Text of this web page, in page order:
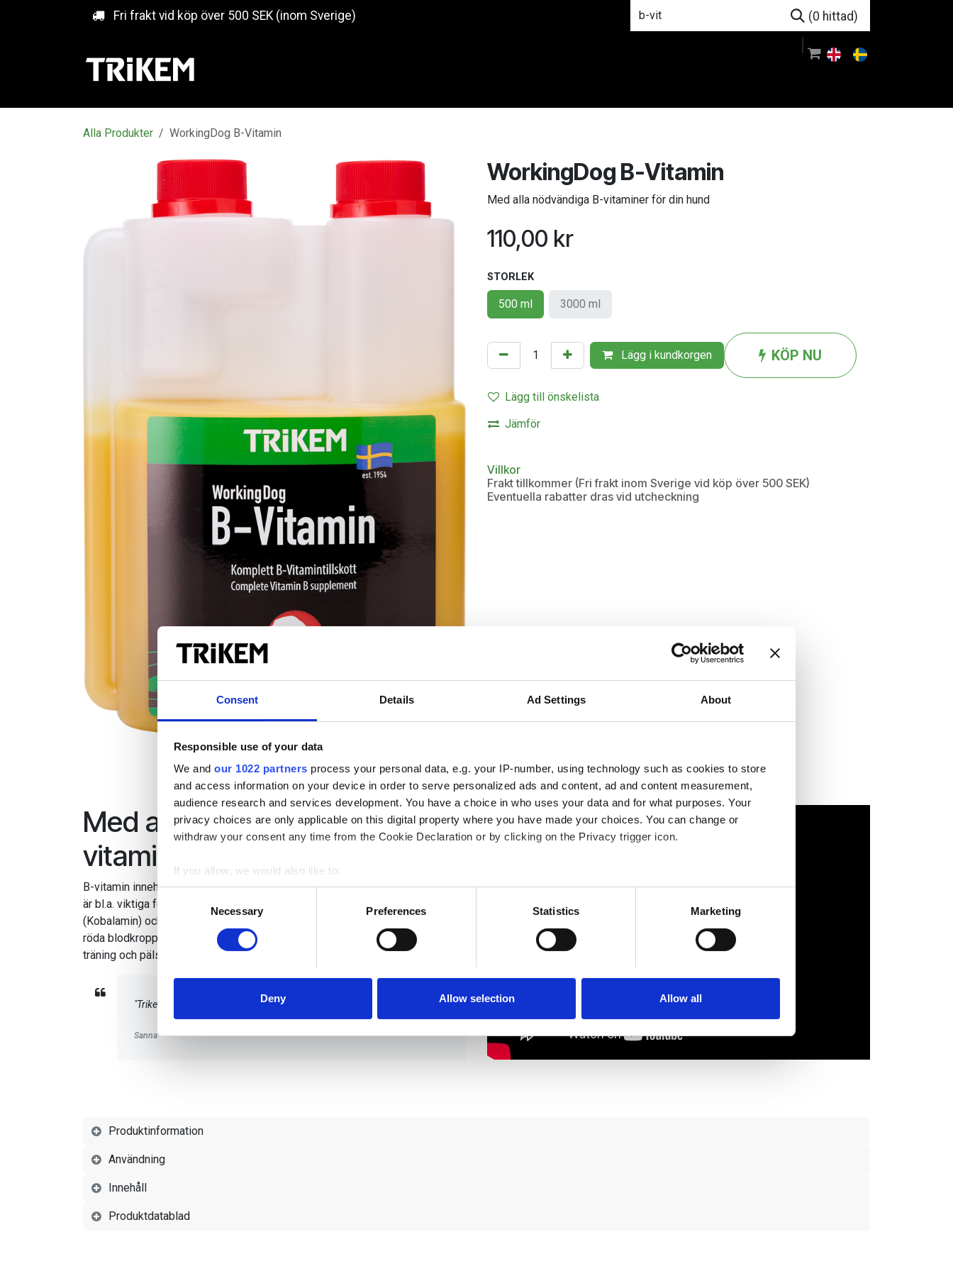
Consent Details Ad Settings About
Responsible use of your data
We and our 1022 partners process your personal data, e.g. your IP-number, using technology such as cookies to store
and access information on your device in order to serve personalized ads and content, ad and content measurement,
audience research and services development. You have a choice in who uses your data and for what purposes. Your
privacy choices are only applicable on this digital property where you have made your choices. You can change or
withdraw your consent any time from the Cookie Declaration or by clicking on the Privacy trigger icon.
If you allow, we would also like to:
Collect information about your geographical location which can be accurate to within several meters
Identify your device by actively scanning it for specific characteristics (fingerprinting)
Find out more about how your personal data is processed and set your preferences in the
information about your use of our site with our social media, advertising and analytics partners who may combine it with
other information that you’ve provided to them or that they’ve collected from your use of their services.
Consent
Necessary Preferences Statistics Marketing
Deny Allow selection Allow all
Fri frakt vid köp över 500 SEK (inom Sverige) (0 hittad)
Alla Produkter WorkingDog B-Vitamin
WorkingDog B-Vitamin
Med alla nödvändiga B-vitaminer för din hund
110,00 kr
STORLEK
500 ml 3000 ml
Lägg i kundkorgen KÖP NU
Lägg till önskelista
Jämför
Villkor
Frakt tillkommer (Fri frakt inom Sverige vid köp över 500 SEK)
Eventuella rabatter dras vid utcheckning
Med alla nödvändiga B-
vitaminer för din hund
B-vitamin innehåller samtliga, för hunden, nödvändiga B-vitaminer. B-vitaminer
är bl.a. viktiga för hundens ämnesomsättning, päls och hud. B9 (Folsyra), B12
(Kobalamin) och Kolin behövs för att bilda nya celler och framställningen av
röda blodkroppar. Tillskott av B-vitamin används med fördel vid t ex. hård
träning och pälsfällning.
"Trikems B-vitamin håller pälsen så otroligt fin o glansig!"
Sanna
Produktinformation
Användning
Innehåll
Produktdatablad